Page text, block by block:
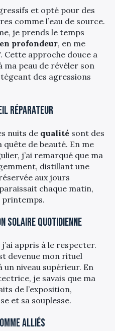
et opté pour des
comme l’eau de source.
je prends le temps
profondeur, en me
approche douce a
peau de révéler son
des agressions
réparateur
nuits de qualité sont des
quête de beauté. En me
j’ai remarqué que ma
distillant une
aux jours
chaque matin,
printemps.
solaire quotidienne
appris à le respecter.
devenue mon rituel
un niveau supérieur. En
je savais que ma
de l’exposition,
et sa souplesse.
alliés